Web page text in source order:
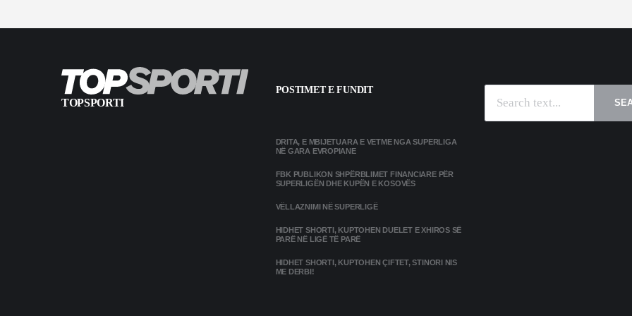
TOPSPORTI
POSTIMET E FUNDIT
DRITA, E MBIJETUARA E VETME NGA SUPERLIGA
NË GARA EVROPIANE
FBK PUBLIKON SHPËRBLIMET FINANCIARE PËR
SUPERLIGËN DHE KUPËN E KOSOVËS
VËLLAZNIMI NË SUPERLIGË
HIDHET SHORTI, KUPTOHEN DUELET E XHIROS SË
PARË NË LIGË TË PARË
HIDHET SHORTI, KUPTOHEN ÇIFTET, STINORI NIS
ME DERBI!